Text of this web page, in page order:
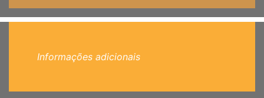
Informações adicionais